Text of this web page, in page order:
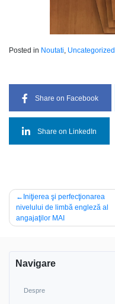
Posted in Noutati, Uncategorized
Share on Facebook
Share on LinkedIn
Navigare
în
articole
Iniţierea şi perfecţionarea
nivelului de limbă engleză al
angajaţilor MAI
Navigare
Despre